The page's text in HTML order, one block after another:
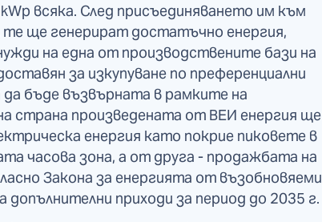
всяка. След присъединяването им към
ще генерират достатъчно енергия,
на една от производствените бази на
за изкупуване по преференциални
бъде възвърната в рамките на
страна произведената от ВЕИ енергия ще
енергия като покрие пиковете в
часова зона, а от друга - продажбата на
Закона за енергията от възобновяеми
приходи за период до 2035 г.